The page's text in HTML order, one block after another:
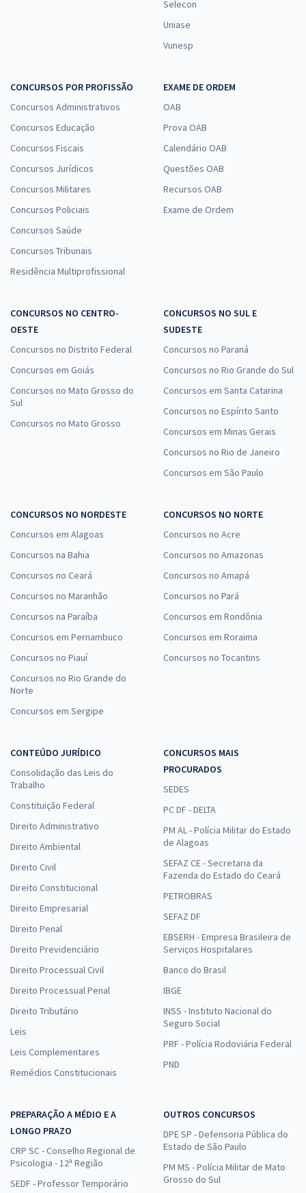
Selecon
Uniase
Vunesp
CONCURSOS POR PROFISSÃO
Concursos Administrativos
Concursos Educação
Concursos Fiscais
Concursos Jurídicos
Concursos Militares
Concursos Policiais
Concursos Saúde
Concursos Tribunais
Residência Multiprofissional
EXAME DE ORDEM
OAB
Prova OAB
Calendário OAB
Questões OAB
Recursos OAB
Exame de Ordem
CONCURSOS NO CENTRO-
OESTE
Concursos no Distrito Federal
Concursos em Goiás
Concursos no Mato Grosso do
Sul
Concursos no Mato Grosso
CONCURSOS NO SUL E
SUDESTE
Concursos no Paraná
Concursos no Rio Grande do Sul
Concursos em Santa Catarina
Concursos no Espírito Santo
Concursos em Minas Gerais
Concursos no Rio de Janeiro
Concursos em São Paulo
CONCURSOS NO NORDESTE
Concursos em Alagoas
Concursos na Bahia
Concursos no Ceará
Concursos no Maranhão
Concursos na Paraíba
Concursos em Pernambuco
Concursos no Piauí
Concursos no Rio Grande do
Norte
Concursos em Sergipe
CONCURSOS NO NORTE
Concursos no Acre
Concursos no Amazonas
Concursos no Amapá
Concursos no Pará
Concursos em Rondônia
Concursos em Roraima
Concursos no Tocantins
CONTEÚDO JURÍDICO
Consolidação das Leis do
Trabalho
Constituição Federal
Direito Administrativo
Direito Ambiental
Direito Civil
Direito Constitucional
Direito Empresarial
Direito Penal
Direito Previdenciário
Direito Processual Civil
Direito Processual Penal
Direito Tributário
Leis
Leis Complementares
Remédios Constitucionais
CONCURSOS MAIS
PROCURADOS
SEDES
PC DF - DELTA
PM AL - Polícia Militar do Estado
de Alagoas
SEFAZ CE - Secretaria da
Fazenda do Estado do Ceará
PETROBRAS
SEFAZ DF
EBSERH - Empresa Brasileira de
Serviços Hospitalares
Banco do Brasil
IBGE
INSS - Instituto Nacional do
Seguro Social
PRF - Polícia Rodoviária Federal
PND
PREPARAÇÃO A MÉDIO E A
LONGO PRAZO
CRP SC - Conselho Regional de
Psicologia - 12ª Região
SEDF - Professor Temporário
OUTROS CONCURSOS
DPE SP - Defensoria Pública do
Estado de São Paulo
PM MS - Polícia Militar de Mato
Grosso do Sul